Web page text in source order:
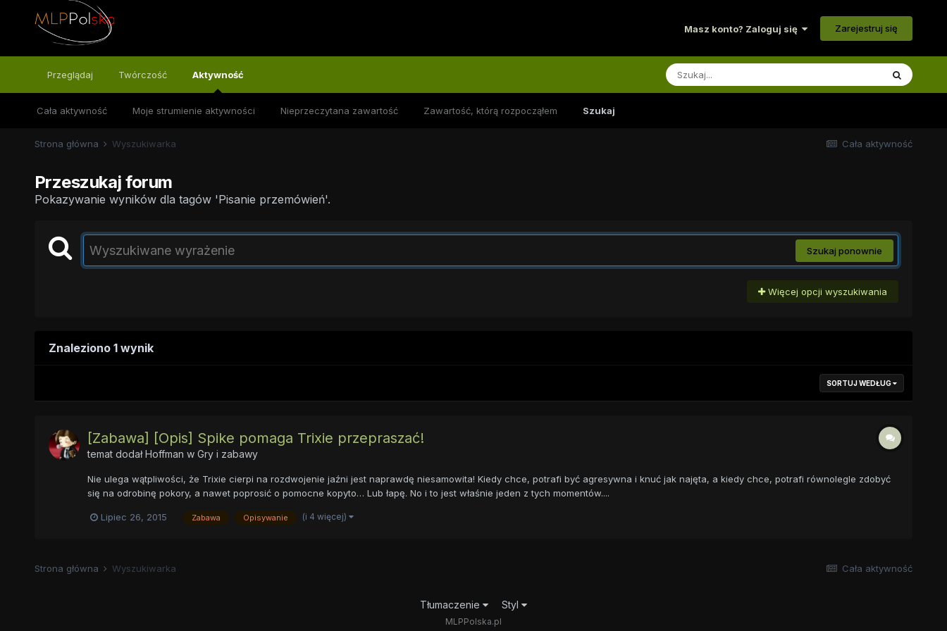
Masz konto? Zaloguj się Zarejestruj się
Przeglądaj Twórczość Aktywność
Cała aktywność Moje strumienie aktywności Nieprzeczytana zawartość Zawartość, którą rozpocząłem Szukaj
Cała aktywność
Strona główna Wyszukiwarka
Przeszukaj forum
Pokazywanie wyników dla tagów 'Pisanie przemówień'.
Szukaj ponownie
Więcej opcji wyszukiwania
Znaleziono 1 wynik
SORTUJ WEDŁUG
[Zabawa] [Opis] Spike pomaga Trixie przepraszać!
temat dodałHoffman w Gry i zabawy
Nie ulega wątpliwości, że Trixie cierpi na rozdwojenie jaźni jest naprawdę niesamowita! Kiedy chce, potrafi być agresywna i knuć jak najęta, a kiedy chce, potrafi równolegle zdobyć
się na odrobinę pokory, a nawet poprosić o pomocne kopyto… Lub łapę. No i to jest właśnie jeden z tych momentów....
Lipiec 26, 2015 Zabawa Opisywanie (i 4 więcej)
Cała aktywność
Strona główna Wyszukiwarka
Tłumaczenie Styl
MLPPolska.pl